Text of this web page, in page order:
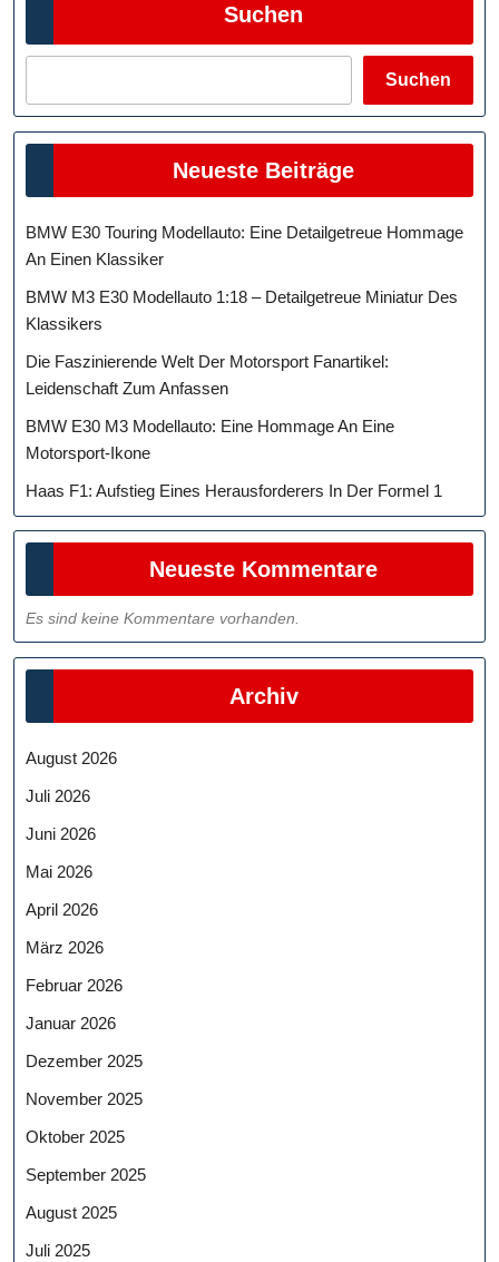
Suchen
Suchen
Neueste Beiträge
BMW E30 Touring Modellauto: Eine Detailgetreue Hommage
An Einen Klassiker
BMW M3 E30 Modellauto 1:18 – Detailgetreue Miniatur Des
Klassikers
Die Faszinierende Welt Der Motorsport Fanartikel:
Leidenschaft Zum Anfassen
BMW E30 M3 Modellauto: Eine Hommage An Eine
Motorsport-Ikone
Haas F1: Aufstieg Eines Herausforderers In Der Formel 1
Neueste Kommentare
Es sind keine Kommentare vorhanden.
Archiv
August 2026
Juli 2026
Juni 2026
Mai 2026
April 2026
März 2026
Februar 2026
Januar 2026
Dezember 2025
November 2025
Oktober 2025
September 2025
August 2025
Juli 2025